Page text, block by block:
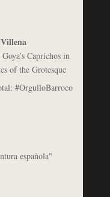
Caprichos in
of the Grotesque
#OrgulloBarroco
española"